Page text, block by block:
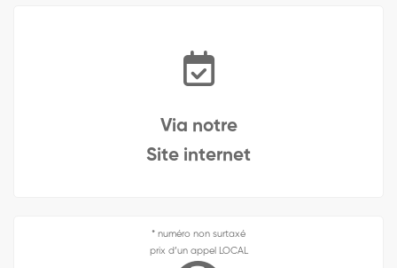
Via notre
Site internet
* numéro non surtaxé
prix d’un appel LOCAL